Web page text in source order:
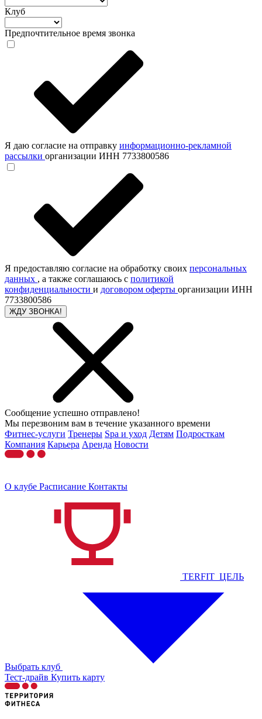
Клуб
Предпочтительное время звонка
Я даю согласие на отправку информационно-рекламной
рассылки организации ИНН 7733800586
Я предоставляю согласие на обработку своих персональных
данных , а также соглашаюсь с политикой
конфиденциальности и договором оферты организации ИНН
7733800586
ЖДУ ЗВОНКА!
Сообщение успешно отправлено!
Мы перезвоним вам в течение указанного времени
Фитнес-услуги Тренеры Spa и уход Детям Подросткам
Компания Карьера Аренда Новости
О клубе Расписание Контакты
TERFIT_ЦЕЛЬ
Выбрать клуб
Тест-драйв Купить карту